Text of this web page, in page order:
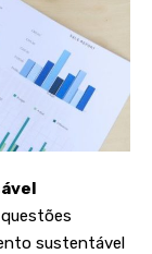
sustentável